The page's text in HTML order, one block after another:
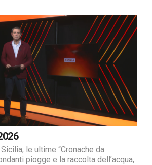
le ultime “Cronache da
piogge e la raccolta dell’acqua,